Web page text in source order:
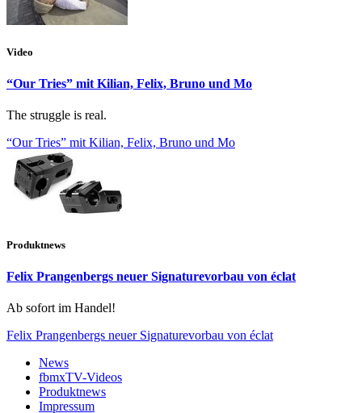
Video
“Our Tries” mit Kilian, Felix, Bruno und Mo
The struggle is real.
“Our Tries” mit Kilian, Felix, Bruno und Mo
Produktnews
Felix Prangenbergs neuer Signaturevorbau von éclat
Ab sofort im Handel!
Felix Prangenbergs neuer Signaturevorbau von éclat
News
fbmxTV-Videos
Produktnews
Impressum